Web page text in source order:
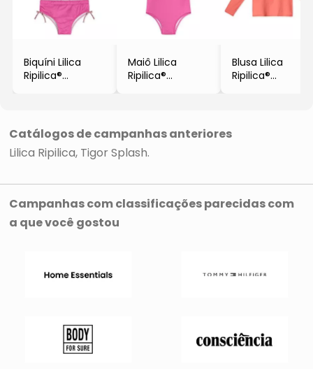
Biquíni Lilica
Ripilica®
Maiô Lilica
Ripilica®
Blusa Lilica
Ripilica®
Catálogos de campanhas anteriores
Lilica Ripilica Tigor Splash
Campanhas com classificações parecidas com
a que você gostou